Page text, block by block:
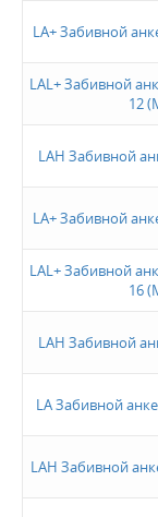
LA+ Забивной
LAL+ Забивной
12
LAH Забивной
LA+ Забивной
LAL+ Забивной
16
LAH Забивной
LA Забивной
LAH Забивной